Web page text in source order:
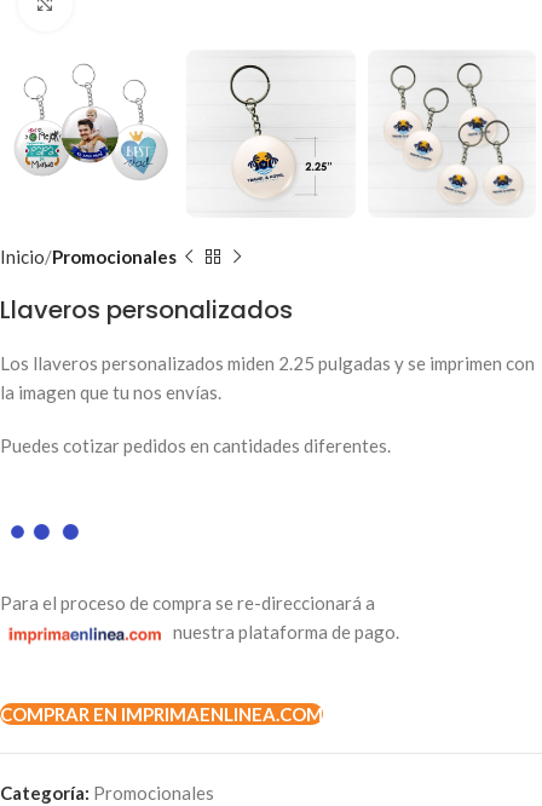
Inicio Promocionales
Llaveros personalizados
Los llaveros personalizados miden 2.25 pulgadas y se imprimen con
la imagen que tu nos envías.
Puedes cotizar pedidos en cantidades diferentes.
Para el proceso de compra se re-direccionará a
nuestra plataforma de pago.
COMPRAR EN IMPRIMAENLINEA.COM
Categoría: Promocionales